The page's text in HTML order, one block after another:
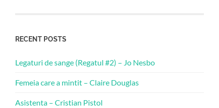
RECENT POSTS
Legaturi de sange (Regatul #2) – Jo Nesbo
Femeia care a mintit – Claire Douglas
Asistenta – Cristian Pistol